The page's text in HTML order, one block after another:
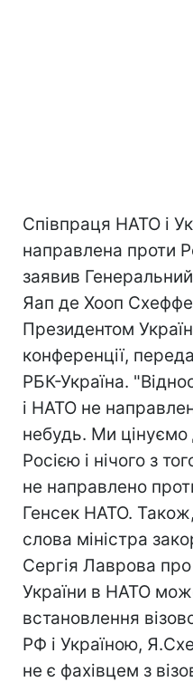
Співпраця НАТО і
направлена проти
заявив
Яап де Хооп
Президентом
конференції,
РБК-Україна.
і НАТО не
небудь. Ми
Росією і нічого з
не направлено
Генсек НАТО.
слова міністра
Сергія Лаврова про
України в НАТО
встановлення
РФ і Україною,
не є фахівцем з